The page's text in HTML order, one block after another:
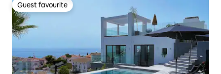
Guest favourite
Guest favourite